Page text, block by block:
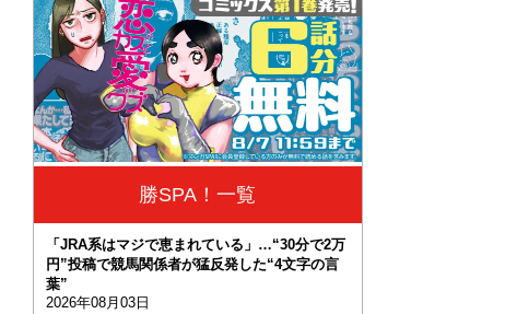
勝SPA！一覧
「JRA系はマジで恵まれている」…“30分で2万
円”投稿で競馬関係者が猛反発した“4文字の言
葉”
2026年08月03日